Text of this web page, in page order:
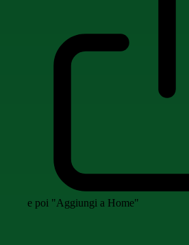
e poi "Aggiungi a Home"